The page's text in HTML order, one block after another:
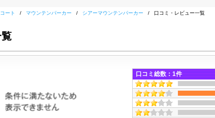
ート / マウンテンパーカー / シアーマウンテンパーカー / 口コミ・レビュー一覧
口コミ総数：1件